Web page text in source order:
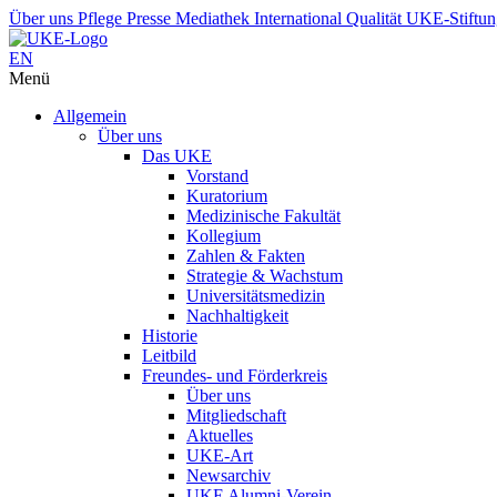
Über uns Pflege Presse Mediathek International Qualität UKE-
EN
Menü
Allgemein
Über uns
Das UKE
Vorstand
Kuratorium
Medizinische Fakultät
Kollegium
Zahlen & Fakten
Strategie & Wachstum
Universitätsmedizin
Nachhaltigkeit
Historie
Leitbild
Freundes- und Förderkreis
Über uns
Mitgliedschaft
Aktuelles
UKE-Art
Newsarchiv